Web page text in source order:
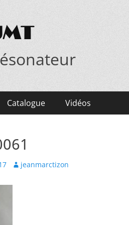
Catalogue Vidéos
Author
jeanmarctizon